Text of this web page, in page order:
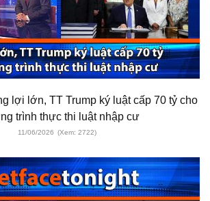
lợi lớn, TT Trump ký luật cấp 70 tỷ cho
trình thực thi luật nhập cư
11/06/2026 (Xem: 2722)